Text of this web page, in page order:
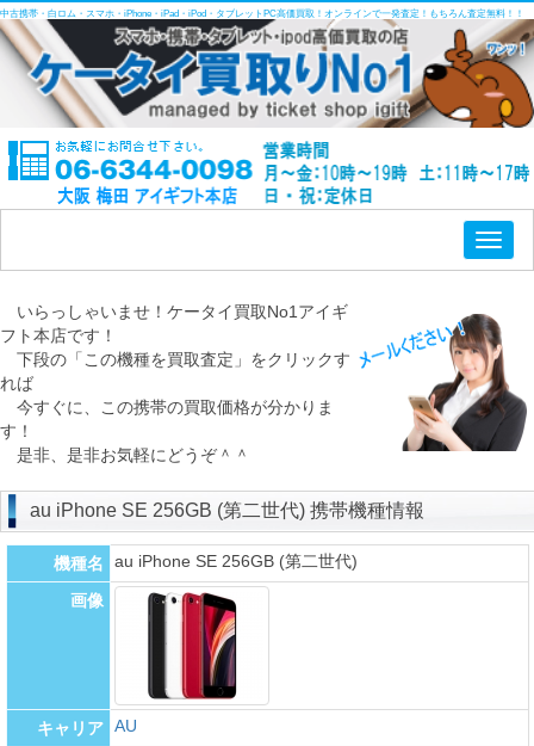
中古携帯・白ロム・スマホ・iPhone・iPad・iPod・タブレットPC高価買取！オンラインで一発査定！もちろん査定無料！！
いらっしゃいませ！ケータイ買取No1アイギ
フト本店です！
下段の「この機種を買取査定」をクリックす
れば
今すぐに、この携帯の買取価格が分かりま
す！
是非、是非お気軽にどうぞ＾＾
au iPhone SE 256GB (第二世代) 携帯機種情報
機種名 au iPhone SE 256GB (第二世代)
画像
キャリア AU